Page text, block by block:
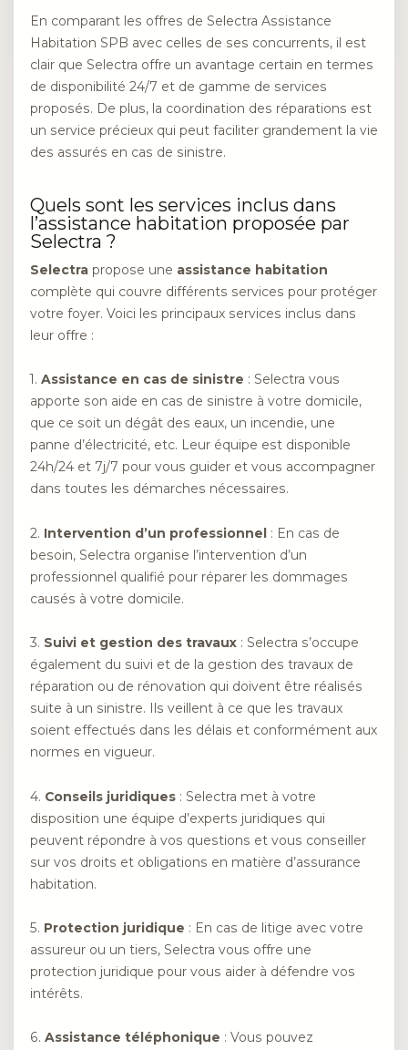
En comparant les offres de Selectra Assistance
Habitation SPB avec celles de ses concurrents, il est
clair que Selectra offre un avantage certain en termes
de disponibilité 24/7 et de gamme de services
proposés. De plus, la coordination des réparations est
un service précieux qui peut faciliter grandement la vie
des assurés en cas de sinistre.
Quels sont les services inclus dans
l’assistance habitation proposée par
Selectra ?
Selectra propose une assistance habitation
complète qui couvre différents services pour protéger
votre foyer. Voici les principaux services inclus dans
leur offre :
1. Assistance en cas de sinistre : Selectra vous
apporte son aide en cas de sinistre à votre domicile,
que ce soit un dégât des eaux, un incendie, une
panne d’électricité, etc. Leur équipe est disponible
24h/24 et 7j/7 pour vous guider et vous accompagner
dans toutes les démarches nécessaires.
2. Intervention d’un professionnel : En cas de
besoin, Selectra organise l’intervention d’un
professionnel qualifié pour réparer les dommages
causés à votre domicile.
3. Suivi et gestion des travaux : Selectra s’occupe
également du suivi et de la gestion des travaux de
réparation ou de rénovation qui doivent être réalisés
suite à un sinistre. Ils veillent à ce que les travaux
soient effectués dans les délais et conformément aux
normes en vigueur.
4. Conseils juridiques : Selectra met à votre
disposition une équipe d’experts juridiques qui
peuvent répondre à vos questions et vous conseiller
sur vos droits et obligations en matière d’assurance
habitation.
5. Protection juridique : En cas de litige avec votre
assureur ou un tiers, Selectra vous offre une
protection juridique pour vous aider à défendre vos
intérêts.
6. Assistance téléphonique : Vous pouvez